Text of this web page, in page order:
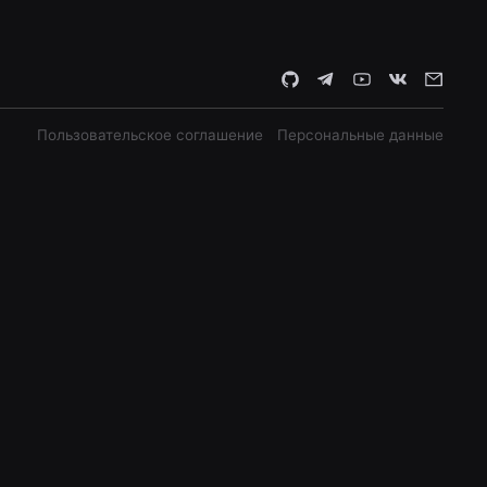
Пользовательское соглашение Персональные данные